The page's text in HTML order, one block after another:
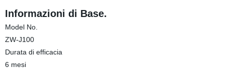
Informazioni di Base.
Model No.
ZW-J100
Durata di efficacia
6 mesi